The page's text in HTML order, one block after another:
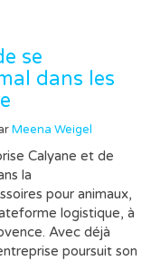
se
dans les
Meena Weigel
Calyane et de
la
pour animaux,
logistique, à
Avec déjà
poursuit son